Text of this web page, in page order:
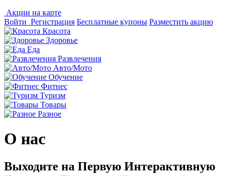
Акции на карте
Войти Регистрация Бесплатные купоны Разместить акцию
Красота
Здоровье
Еда
Развлечения
Авто/Мото
Обучение
Фитнес
Туризм
Товары
Разное
О нас
Выходите на Первую Интерактивную